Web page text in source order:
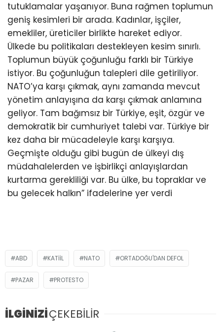
tutuklamalar yaşanıyor. Buna rağmen toplumun
geniş kesimleri bir arada. Kadınlar, işçiler,
emekliler, üreticiler birlikte hareket ediyor.
Ülkede bu politikaları destekleyen kesim sınırlı.
Toplumun büyük çoğunluğu farklı bir Türkiye
istiyor. Bu çoğunluğun talepleri dile getiriliyor.
NATO’ya karşı çıkmak, aynı zamanda mevcut
yönetim anlayışına da karşı çıkmak anlamına
geliyor. Tam bağımsız bir Türkiye, eşit, özgür ve
demokratik bir cumhuriyet talebi var. Türkiye bir
kez daha bir mücadeleyle karşı karşıya.
Geçmişte olduğu gibi bugün de ülkeyi dış
müdahalelerden ve işbirlikçi anlayışlardan
kurtarma gerekliliği var. Bu ülke, bu topraklar ve
bu gelecek halkın” ifadelerine yer verdi
ABD KATIIL NATO ORTADOĞU'DAN DEFOL
PAZAR PROTESTO
İLGİNİZİÇEKEBİLİR